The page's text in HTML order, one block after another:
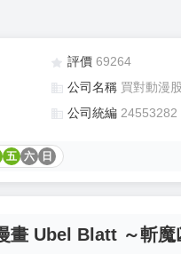
評價 69264
公司名稱 買對動漫
公司統編 24553282
五 六 日
畫 Ubel Blatt ～斬魔